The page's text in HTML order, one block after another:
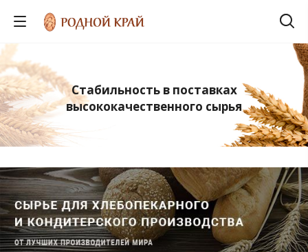
Стабильность в поставках
высококачественного сырья